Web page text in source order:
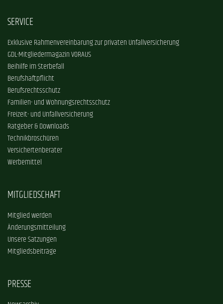
SERVICE
Exklusive Rahmenvereinbarung zur privaten Unfallversicherung
GDL-Mitgliedermagazin VORAUS
Beihilfe im Sterbefall
Berufshaftpflicht
Berufsrechtsschutz
Familien- und Wohnungsrechtsschutz
Freizeit- und Unfallversicherung
Ratgeber & Downloads
Technikbroschüren
Versichertenberater
Werbemittel
MITGLIEDSCHAFT
Mitglied werden
Änderungsmitteilung
Unsere Satzungen
Mitgliedsbeiträge
PRESSE